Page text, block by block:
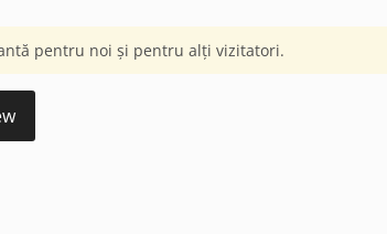
pentru noi și pentru alți vizitatori.